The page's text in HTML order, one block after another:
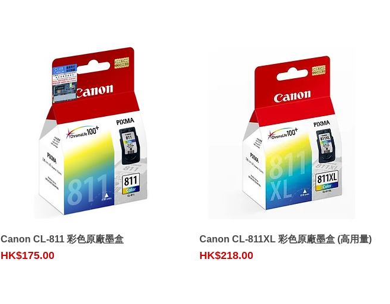
Quick View
Canon CL-811 彩色原廠墨盒
Price
HK$175.00
Quick View
Canon CL-811XL 彩色原廠墨盒 (高用量)
Price
HK$218.00